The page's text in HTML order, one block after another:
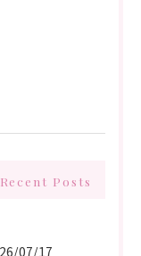
Recent Posts
07/17